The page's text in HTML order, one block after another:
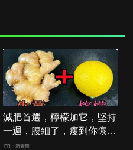
減肥首選，檸檬加它，堅持
一週，腰細了，瘦到你懷疑
人生
PR・新素簡